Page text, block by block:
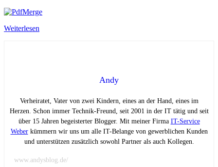
Weiterlesen
Andy
Verheiratet, Vater von zwei Kindern, eines an der Hand, eines im
Herzen. Schon immer Technik-Freund, seit 2001 in der IT tätig und seit
über 15 Jahren begeisterter Blogger. Mit meiner Firma IT-Service
Weberkümmern wir uns um alle IT-Belange von gewerblichen Kunden
und unterstützen zusätzlich sowohl Partner als auch Kollegen.
www.andysblog.de/